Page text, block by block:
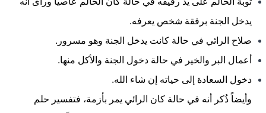
يدخل الجنة برفقة شخص يعرفه.
صلاح الرائي في حالة كانت يدخل الجنة وهو مسرور.
أعمال البر والخير في حالة دخول الجنة والأكل منها.
دخول السعادة إلى حياته إن شاء الله.
وأيضاً ذُكر أنه في حالة كان الرائي يمر بأزمة، فتفسير حلم